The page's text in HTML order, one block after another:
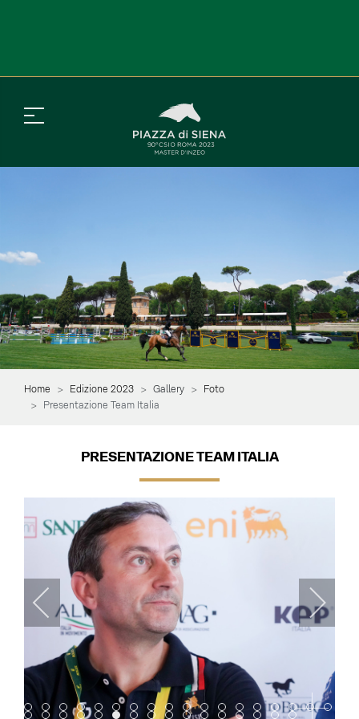
Home Edizione 2023 Gallery
Foto
Presentazione Team Italia
PRESENTAZIONE TEAM ITALIA
Item 0Item 1Item 2Item 3Item 4Item 5Item 6Item 7Item 8Item 9Item 10
Item 11Item 12Item 13Item 14Item 15
Item 16Item